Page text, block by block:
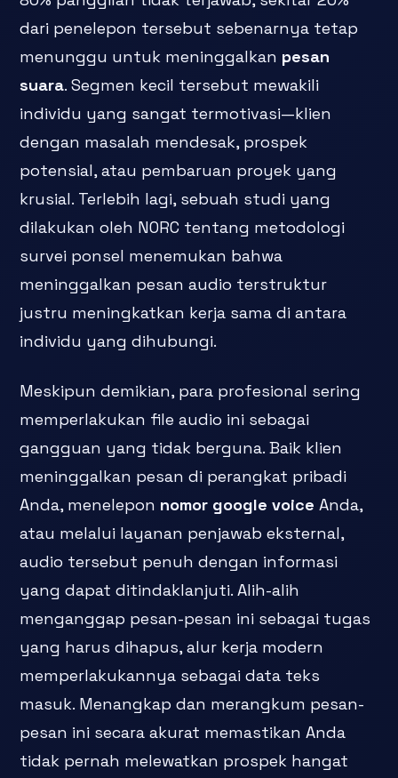
dari penelepon tersebut sebenarnya tetap
menunggu untuk meninggalkan pesan
suara. Segmen kecil tersebut mewakili
individu yang sangat termotivasi—klien
dengan masalah mendesak, prospek
potensial, atau pembaruan proyek yang
krusial. Terlebih lagi, sebuah studi yang
dilakukan oleh NORC tentang metodologi
survei ponsel menemukan bahwa
meninggalkan pesan audio terstruktur
justru meningkatkan kerja sama di antara
individu yang dihubungi.
Meskipun demikian, para profesional sering
memperlakukan file audio ini sebagai
gangguan yang tidak berguna. Baik klien
meninggalkan pesan di perangkat pribadi
Anda, menelepon nomor google voice Anda,
atau melalui layanan penjawab eksternal,
audio tersebut penuh dengan informasi
yang dapat ditindaklanjuti. Alih-alih
menganggap pesan-pesan ini sebagai tugas
yang harus dihapus, alur kerja modern
memperlakukannya sebagai data teks
masuk. Menangkap dan merangkum pesan-
pesan ini secara akurat memastikan Anda
tidak pernah melewatkan prospek hangat